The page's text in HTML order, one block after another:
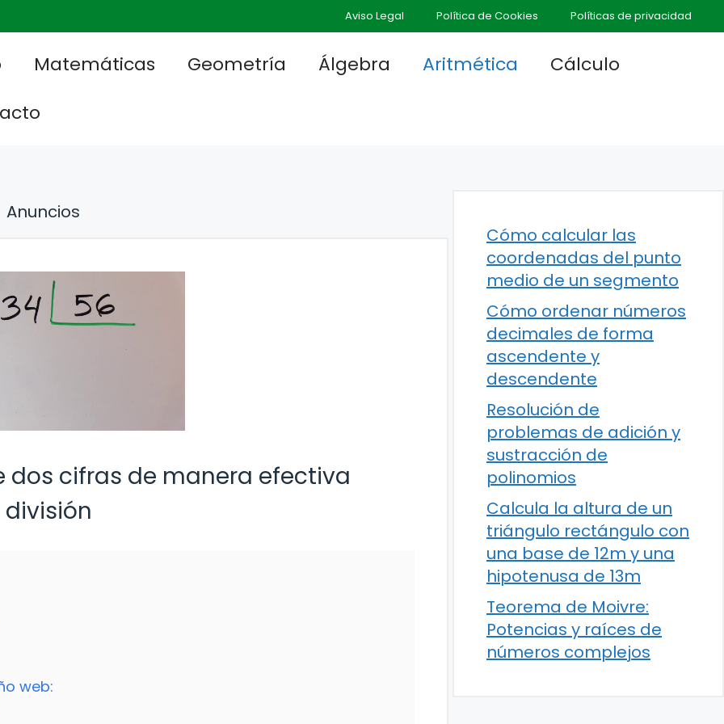
Aviso Legal Política de Cookies Políticas de privacidad
Matemáticas Geometría Álgebra Aritmética
Cálculo
Anuncios
dos cifras de manera efectiva
web:
Cómo calcular las
coordenadas del punto
medio de un segmento
Cómo ordenar números
decimales de forma
ascendente y
descendente
Resolución de
problemas de adición y
sustracción de
polinomios
Calcula la altura de un
triángulo rectángulo con
una base de 12m y una
hipotenusa de 13m
Teorema de Moivre:
Potencias y raíces de
números complejos